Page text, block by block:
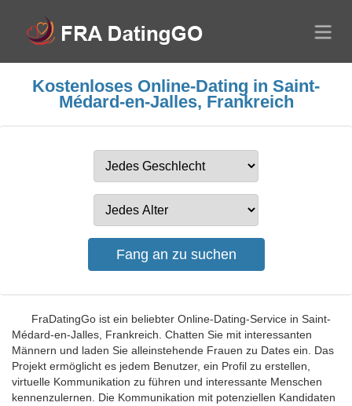
Kostenloses Online-Dating in Saint-
Médard-en-Jalles, Frankreich
FraDatingGo ist ein beliebter Online-Dating-Service in Saint-
Médard-en-Jalles, Frankreich. Chatten Sie mit interessanten
Männern und laden Sie alleinstehende Frauen zu Dates ein. Das
Projekt ermöglicht es jedem Benutzer, ein Profil zu erstellen,
virtuelle Kommunikation zu führen und interessante Menschen
kennenzulernen. Die Kommunikation mit potenziellen Kandidaten